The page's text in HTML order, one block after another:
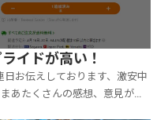
イドが高い！
お伝えしております、激安中
あたくさんの感想、意見が出